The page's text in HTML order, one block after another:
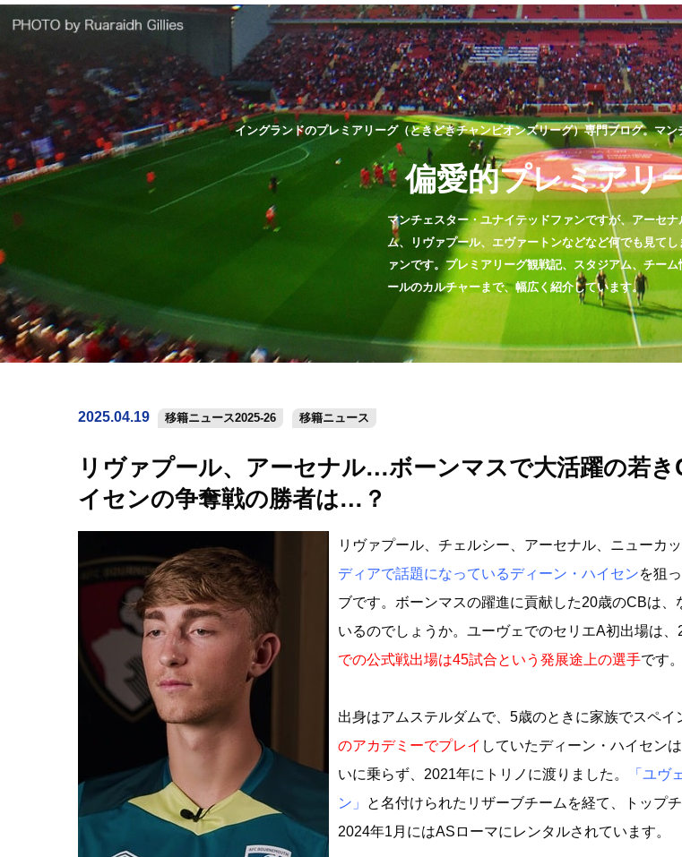
イングランドのプレミアリーグ（ときどきチャンピオンズリーグ）専門ブログ。マ
偏愛的プレミアリ
マンチェスター・ユナイテッドファンですが、アーセ
ム、リヴァプール、エヴァートンなどなど何でも見て
ァンです。プレミアリーグ観戦記、スタジアム、チー
ールのカルチャーまで、幅広く紹介しています。
2025.04.19 移籍ニュース2025-26 移籍ニュース
リヴァプール、アーセナル…ボーンマスで大活躍の若
イセンの争奪戦の勝者は…？
リヴァプール、チェルシー、アーセナル、ニューカッ
ディアで話題になっているディーン・ハイセンを狙
ブです。ボーンマスの躍進に貢献した20歳のCBは、
いるのでしょうか。ユーヴェでのセリエA初出場は、
での公式戦出場は45試合という発展途上の選手です。
出身はアムステルダムで、5歳のときに家族でスペイ
のアカデミーでプレイ していたディーン・ハイセン
いに乗らず、2021年にトリノに渡りました。
「ユヴ
ン」
と名付けられたリザーブチームを経て、トップ
2024年1月にはASローマにレンタルされています。